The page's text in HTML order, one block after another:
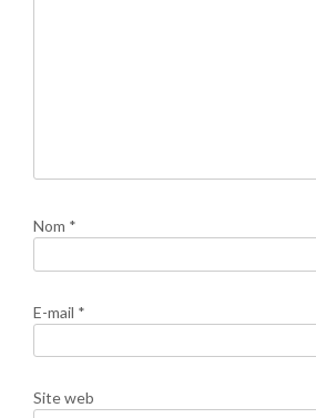
Nom *
E-mail *
Site web